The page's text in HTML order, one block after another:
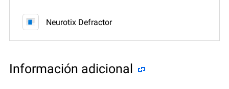
Neurotix Defractor
Información adicional